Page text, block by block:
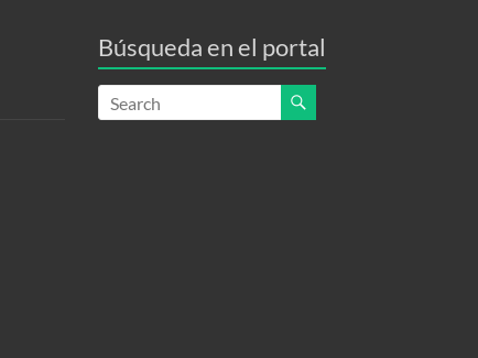
Búsqueda en el portal